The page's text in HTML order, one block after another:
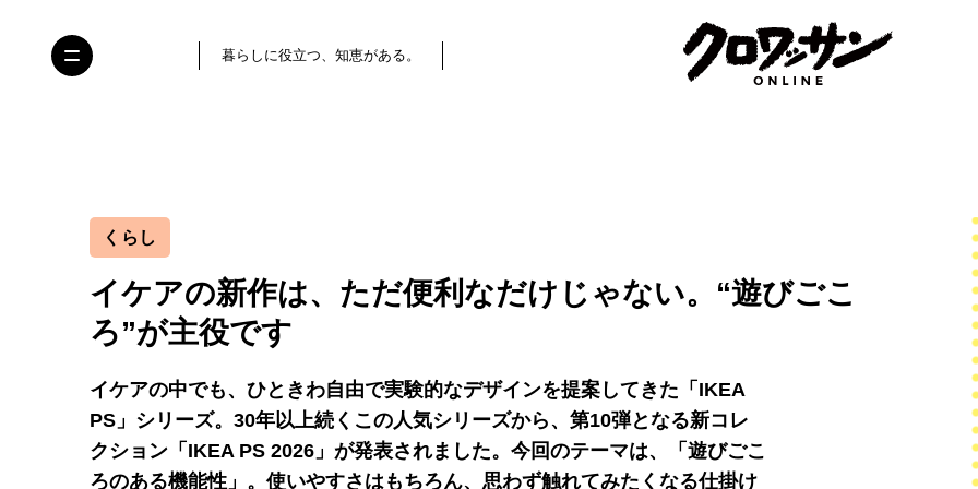
暮らしに役立つ、知恵がある。
くらし
イケアの新作は、ただ便利なだけじゃない。“遊びごこ
ろ”が主役です
イケアの中でも、ひときわ自由で実験的なデザインを提案してきた「IKEA
PS」シリーズ。30年以上続くこの人気シリーズから、第10弾となる新コレ
クション「IKEA PS 2026」が発表されました。今回のテーマは、「遊びごこ
ろのある機能性」。使いやすさはもちろん、思わず触れてみたくなる仕掛け